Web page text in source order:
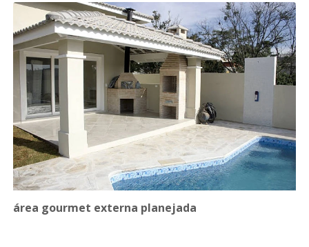
área gourmet externa planejada